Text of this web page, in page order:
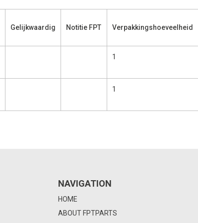
Gelijkwaardig Notitie FPT Verpakkingshoeveelheid
1
1
NAVIGATION
HOME
ABOUT FPTPARTS